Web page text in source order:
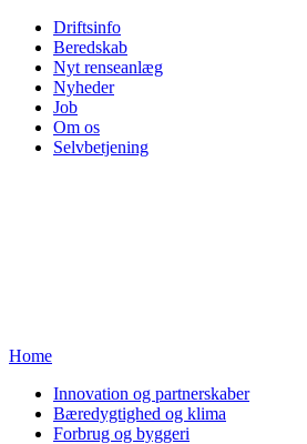
Driftsinfo
Beredskab
Nyt renseanlæg
Nyheder
Job
Om os
Selvbetjening
Home
Innovation og partnerskaber
Bæredygtighed og klima
Forbrug og byggeri